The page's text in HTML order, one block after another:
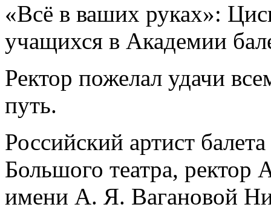
«Всё в ваших руках»:
учащихся в Академии
Ректор пожелал удачи
путь.
Российский артист
Большого театра, ректор
имени А. Я. Вагановой